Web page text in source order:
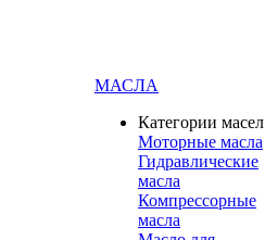
МАСЛА
Категории масел
Моторные масла
Гидравлические
масла
Компрессорные
масла